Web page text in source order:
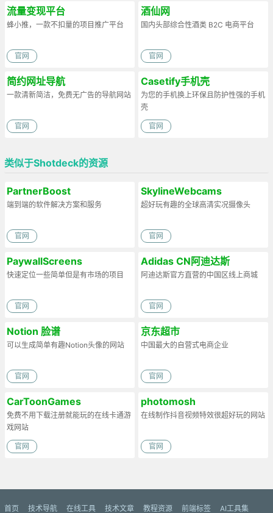
流量变现平台
蜂小推，一款不扣量的项目推广平台
官网
酒仙网
国内头部综合性酒类 B2C 电商平台
官网
简约网址导航
一款清新简洁，免费无广告的导航网站
官网
Casetify手机壳
为您的手机换上环保且防护性强的手机
壳
官网
类似于Shotdeck的资源
PartnerBoost
端到端的软件解决方案和服务
官网
SkylineWebcams
超好玩有趣的全球高清实况摄像头
官网
PaywallScreens
快速定位一些简单但是有市场的项目
官网
Adidas CN阿迪达斯
阿迪达斯官方直营的中国区线上商城
官网
Notion 脸谱
可以生成简单有趣Notion头像的网站
官网
京东超市
中国最大的自营式电商企业
官网
CarToonGames
免费不用下载注册就能玩的在线卡通游
戏网站
官网
photomosh
在线制作抖音视频特效很超好玩的网站
官网
首页 技术导航 在线工具 技术文章 教程资源 前端标签 AI工具集